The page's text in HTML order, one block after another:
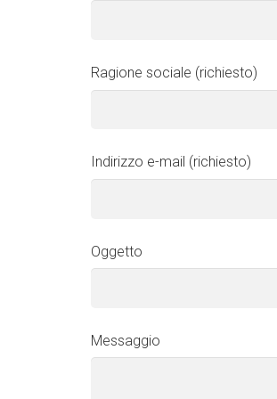
Ragione sociale (richiesto)
Indirizzo e-mail (richiesto)
Oggetto
Messaggio